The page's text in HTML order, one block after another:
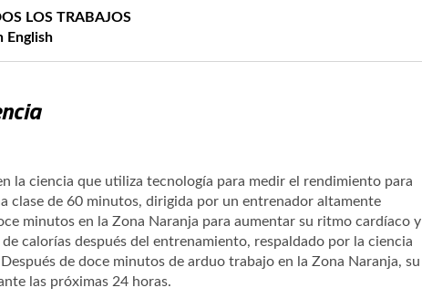
LOS TRABAJOS
English
la ciencia que utiliza tecnología para medir el rendimiento para
clase de 60 minutos, dirigida por un entrenador altamente
minutos en la Zona Naranja para aumentar su ritmo cardíaco y
calorías después del entrenamiento, respaldado por la ciencia
de doce minutos de arduo trabajo en la Zona Naranja, su
las próximas 24 horas.